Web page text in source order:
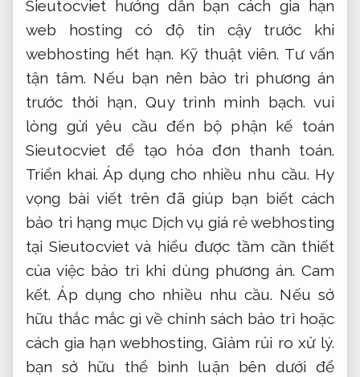
của việc bảo trì khi dùng phương án. Cam
kết.
Áp dụng cho nhiều nhu cầu.Nếu sở
hữu thắc mắc gì về chính sách bảo trì hoặc
cách gia hạn webhosting,Giảm rủi ro xử lý.
bạn sở hữu thể bình luận bên dưới để
Sieutocviet giúp đỡ nhanh chóng. Áp dụng
cho nhiều nhu cầu.khoản đầu tư đa dạng
để bảo trì web site hằng năm khoảng
500.000 – 3.000.000 VNĐ tùy theo nhu cầu
dùng. Trong đó:+ Chi phí bảo trì tên miền:
từ 250.000 – 750.000 VNĐ /1 năm.
+ Chí phí bảo trì webhosting: từ 14.000 –
220.000 VNĐ / 1 tháng.
Các bạn chỉ buộc buộc phải liên hệ Zalo :
0939861299 sẽ được nhân viên của Siêu